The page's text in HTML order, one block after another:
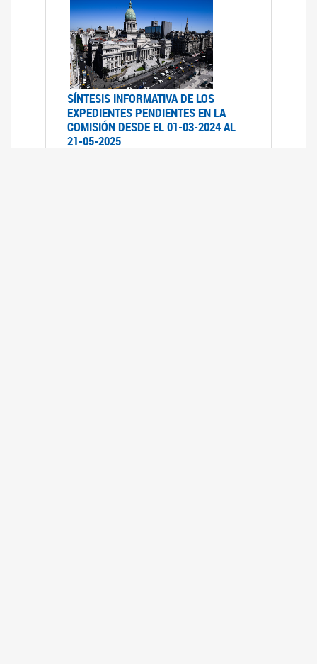
SÍNTESIS INFORMATIVA DE LOS
EXPEDIENTES PENDIENTES EN LA
COMISIÓN DESDE EL 01-03-2024 AL
21-05-2025